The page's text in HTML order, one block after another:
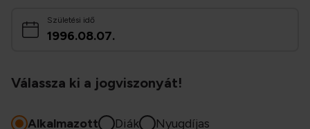
Születési idő
Válassza ki a jogviszonyát!
Alkalmazott Diák
Nyugdíjas